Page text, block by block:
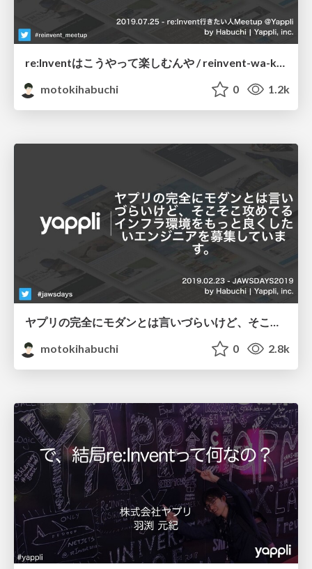
re:Inventはこうやって楽しむんや / reinvent-wa-ko-yatte-tanoshimunnya
motokihabuchi
0 1.2k
ヤプリの完全にモダンとは言いづらいけど、そこそこ攻めてるインフラ環境をもっと良くしたいエンジニアを募集しています。 / Yappli's infrastructure environment
motokihabuchi
0 2.8k